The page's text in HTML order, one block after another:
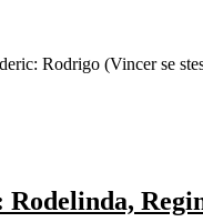
Rodrigo (Vincer se